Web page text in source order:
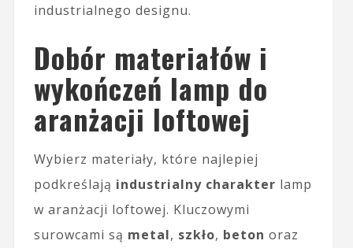
industrialnego designu.
Dobór materiałów i
wykończeń lamp do
aranżacji loftowej
Wybierz materiały, które najlepiej
podkreślają industrialny charakter lamp
w aranżacji loftowej. Kluczowymi
surowcami są metal, szkło, beton oraz